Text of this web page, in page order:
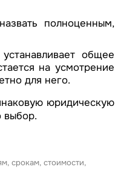
полноценным,
общее
на усмотрение
для него.
юридическую
выбор.
срокам, стоимости,